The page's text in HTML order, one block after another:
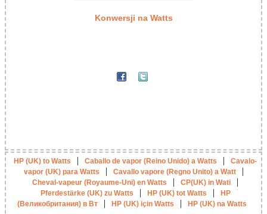
Konwersji na Watts
HP (UK) to Watts | Caballo de vapor (Reino Unido) a Watts |
Cavalo-
vapor (UK) para Watts
| Cavallo vapore (Regno Unito) a Watt |
Cheval-vapeur (Royaume-Uni) en Watts | CP(UK) in Wati |
Pferdestärke (UK) zu Watts | HP (UK) tot Watts |
HP
(Великобритания) в Вт
| HP (UK) için Watts | HP (UK) na Watts